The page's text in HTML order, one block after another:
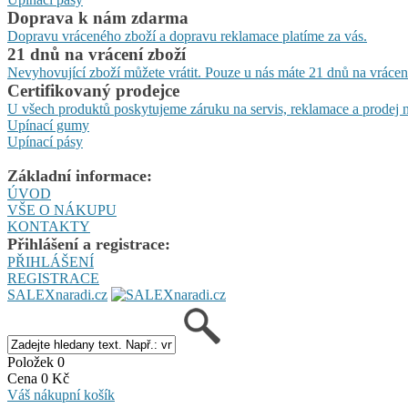
Doprava k nám zdarma
Dopravu vráceného zboží a dopravu reklamace platíme za vás.
21 dnů na vrácení zboží
Nevyhovující zboží můžete vrátit. Pouze u nás máte 21 dnů na
Certifikovaný prodejce
U všech produktů poskytujeme záruku na servis, reklamace a prodej
Upínací gumy
Upínací pásy
Základní informace:
ÚVOD
VŠE O NÁKUPU
KONTAKTY
Přihlášení a registrace:
PŘIHLÁŠENÍ
REGISTRACE
SALEXnaradi.cz
Položek 0
Cena 0 Kč
Váš nákupní košík